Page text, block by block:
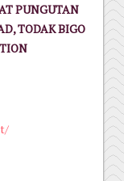
PUNGUTAN
TODAK BIGO